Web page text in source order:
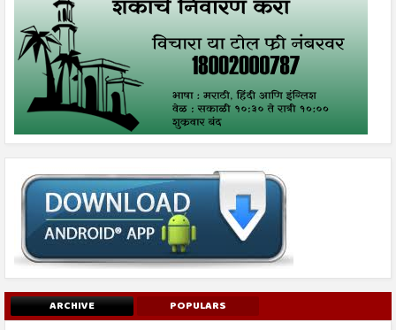
ARCHIVE POPULARS